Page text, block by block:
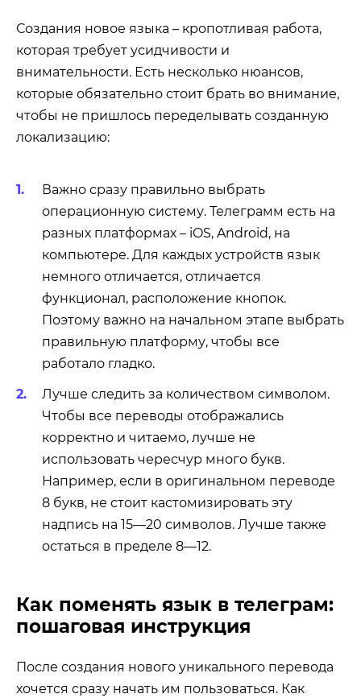
Создания новое языка – кропотливая работа,
которая требует усидчивости и
внимательности. Есть несколько нюансов,
которые обязательно стоит брать во внимание,
чтобы не пришлось переделывать созданную
локализацию:
Важно сразу правильно выбрать
операционную систему. Телеграмм есть на
разных платформах – iOS, Android, на
компьютере. Для каждых устройств язык
немного отличается, отличается
функционал, расположение кнопок.
Поэтому важно на начальном этапе выбрать
правильную платформу, чтобы все
работало гладко.
Лучше следить за количеством символом.
Чтобы все переводы отображались
корректно и читаемо, лучше не
использовать чересчур много букв.
Например, если в оригинальном переводе
8 букв, не стоит кастомизировать эту
надпись на 15—20 символов. Лучше также
остаться в пределе 8—12.
Как поменять язык в телеграм:
пошаговая инструкция
После создания нового уникального перевода
хочется сразу начать им пользоваться. Как